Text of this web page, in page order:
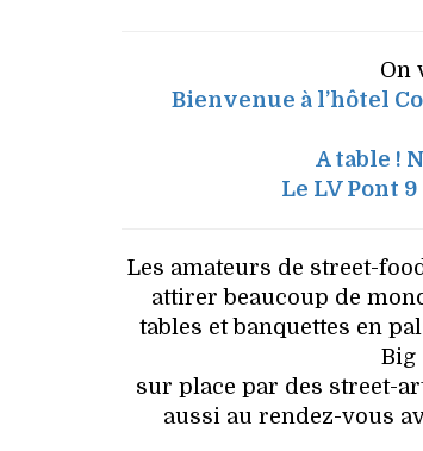
On
Bienvenue à l’hôtel
A table !
Le LV Pont
Les amateurs de street-
attirer beaucoup de
tables et banquettes en
Big
sur place par des street-
aussi au rendez-vous